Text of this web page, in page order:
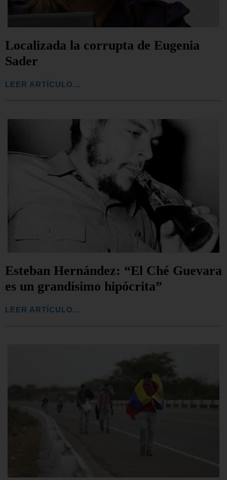
Localizada la corrupta de Eugenia
Sader
LEER ARTÍCULO...
Esteban Hernández: “El Ché Guevara
es un grandísimo hipócrita”
LEER ARTÍCULO...